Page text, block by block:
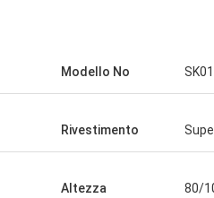
Modello No SK01
Rivestimento
Altezza 80/